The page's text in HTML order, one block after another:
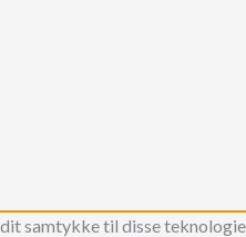
samtykke til disse